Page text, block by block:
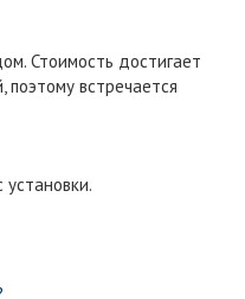
Стоимость достигает
встречается